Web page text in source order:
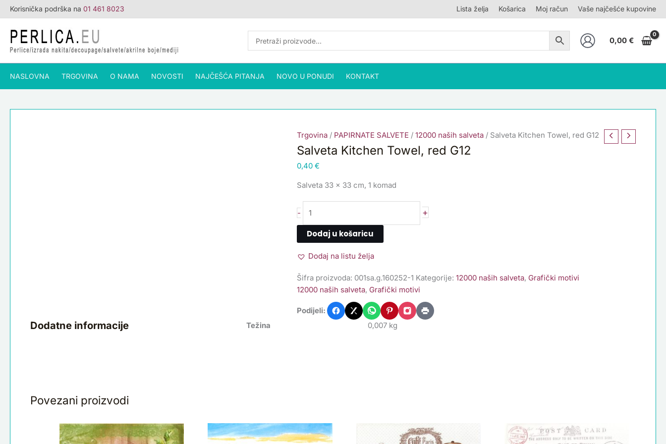
Skip
to
content
Korisnička podrška na 01 461 8023 Lista želja Košarica Moj račun Vaše najčešće kupovine
0,00 €
NASLOVNA TRGOVINA O NAMA NOVOSTI NAJČEŠĆA PITANJA NOVO U PONUDI KONTAKT
Trgovina/ PAPIRNATE SALVETE / 12000 naših salveta/ Salveta Kitchen Towel, red G12
Salveta Kitchen Towel, red G12
0,40 €
Salveta 33 x 33 cm, 1 komad
-
Kitchen
Towel,
red
G12
količina
+
Dodaj u košaricu
Dodaj na listu želja
Šifra proizvoda: 001sa.g.160252-1 Kategorije: 12000 naših salveta, Grafički motivi
12000 naših salveta, Grafički motivi
Podijeli:
Dodatne informacije Težina 0,007 kg
Povezani proizvodi
Salveta
Romance
Salveta
Dolina
Writings,